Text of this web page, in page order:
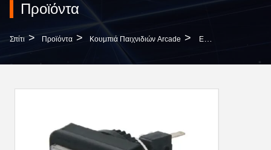
Προϊόντα
Σπίτι > Προϊόντα > Κουμπιά Παιχνιδιών Arcade > Επικαιροποιημένα Συστήματα